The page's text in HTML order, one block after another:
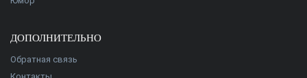
ДОПОЛНИТЕЛЬНО
Обратная связь
Контакты